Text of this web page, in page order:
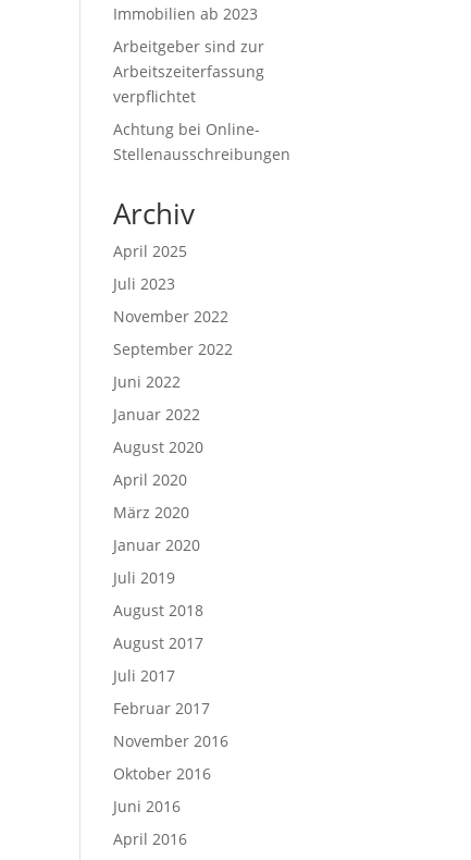
Immobilien ab 2023
Arbeitgeber sind zur
Arbeitszeiterfassung
verpflichtet
Achtung bei Online-
Stellenausschreibungen
Archiv
April 2025
Juli 2023
November 2022
September 2022
Juni 2022
Januar 2022
August 2020
April 2020
März 2020
Januar 2020
Juli 2019
August 2018
August 2017
Juli 2017
Februar 2017
November 2016
Oktober 2016
Juni 2016
April 2016